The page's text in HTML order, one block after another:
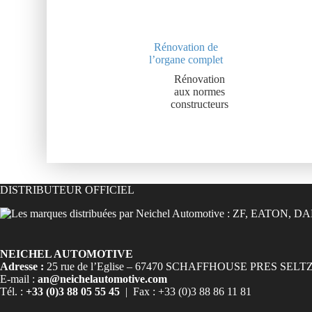
Rénovation de
l’organe complet
Rénovation
aux normes
constructeurs
DISTRIBUTEUR OFFICIEL
NEICHEL AUTOMOTIVE
Adresse : 25 rue de l’Eglise – 67470 SCHAFFHOUSE PRES
E-mail : an@neichelautomotive.com
Tél. : +33 (0)3 88 05 55 45 | Fax : +33 (0)3 88 86 11 81